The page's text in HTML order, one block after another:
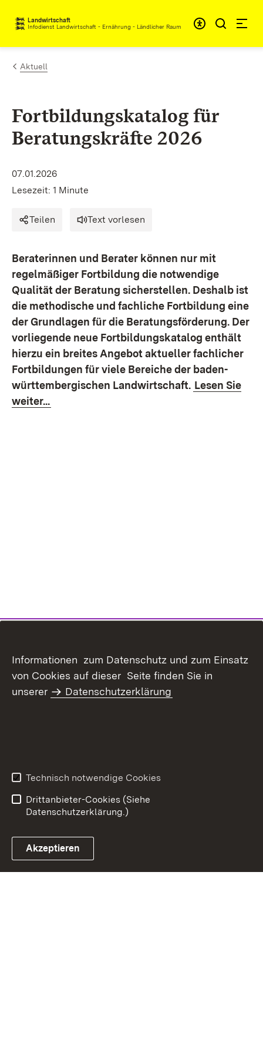
Zum Inhalt springen
Landwirtschaft
Infodienst Landwirtschaft - Ernährung - Ländlicher Raum
Aktuell
Fortbildungskatalog für
Beratungskräfte 2026
07.01.2026
Lesezeit: 1 Minute
Teilen Text vorlesen
Beraterinnen und Berater können nur mit
regelmäßiger Fortbildung die notwendige
Qualität der Beratung sicherstellen. Deshalb ist
die methodische und fachliche Fortbildung eine
der Grundlagen für die Beratungsförderung. Der
vorliegende neue Fortbildungskatalog enthält
hierzu ein breites Angebot aktueller fachlicher
Fortbildungen für viele Bereiche der baden-
württembergischen Landwirtschaft. Lesen Sie
weiter...
Informationen zum Datenschutz und zum Einsatz
von Cookies auf dieser Seite finden Sie in
unserer
Datenschutzerklärung
Technisch notwendige Cookies
Drittanbieter-Cookies (Siehe
Datenschutzerklärung.)
Akzeptieren